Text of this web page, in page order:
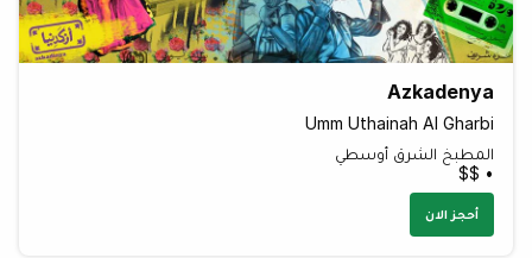
Azkadenya
Umm Uthainah Al Gharbi
المطبخ الشرق أوسطي
• $$
أحجز الان